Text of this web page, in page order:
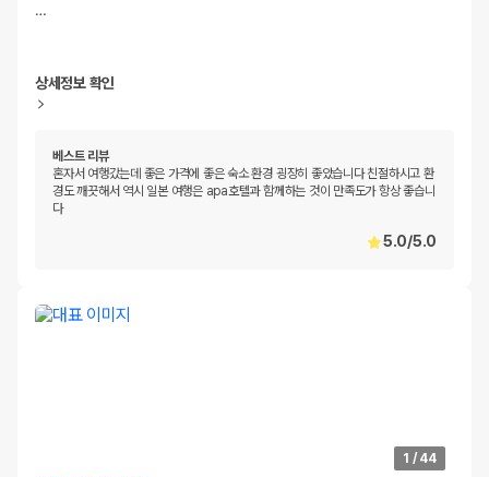
…
상세정보 확인
베스트 리뷰
혼자서 여행갔는데 좋은 가격에 좋은 숙소 환경 굉장히 좋았습니다 친절하시고 환
경도 깨끗해서 역시 일본 여행은 apa호텔과 함께하는 것이 만족도가 항상 좋습니
다
5.0/5.0
1 / 44